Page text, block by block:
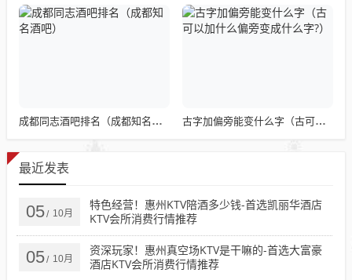
成都同志酒吧排名（成都知名酒吧） 古字加偏旁能变什么字（古可以加什么偏旁变成什么字?）
最近发表
05/ 10月
特色经营！惠州KTV陪酒多少钱-首选凯丽华酒店
KTV会所消费行情推荐
05/ 10月
资深玩家！惠州真空场KTV是干嘛的-首选大富豪
酒店KTV会所消费行情推荐